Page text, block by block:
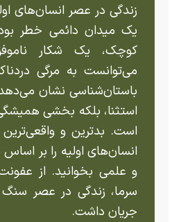
زندگی در عصر انسان‌های
یک میدان دائمی خطر
کوچک، یک شکار
می‌توانست به مرگی
باستان‌شناسی نشان
استثنا، بلکه بخشی همیشگی
است. بدترین و
انسان‌های اولیه را بر
و علمی بخوانید. از
سرما، زندگی در عصر
جریان داشت.